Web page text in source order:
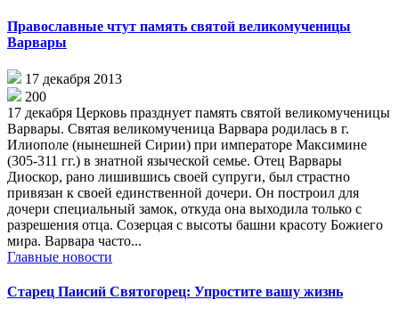
Православные чтут память святой великомученицы
Варвары
17 декабря 2013
200
17 декабря Церковь празднует память святой великомученицы
Варвары. Святая великомученица Варвара родилась в г.
Илиополе (нынешней Сирии) при императоре Максимине
(305-311 гг.) в знатной языческой семье. Отец Варвары
Диоскор, рано лишившись своей супруги, был страстно
привязан к своей единственной дочери. Он построил для
дочери специальный замок, откуда она выходила только с
разрешения отца. Созерцая с высоты башни красоту Божиего
мира. Варвара часто...
Главные новости
Старец Паисий Святогорец: Упростите вашу жизнь